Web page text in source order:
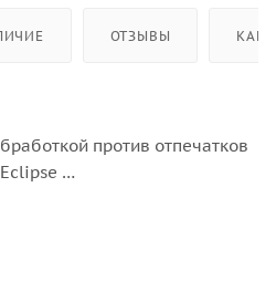
ОТЗЫВЫ КАК
против отпечатков
Classica